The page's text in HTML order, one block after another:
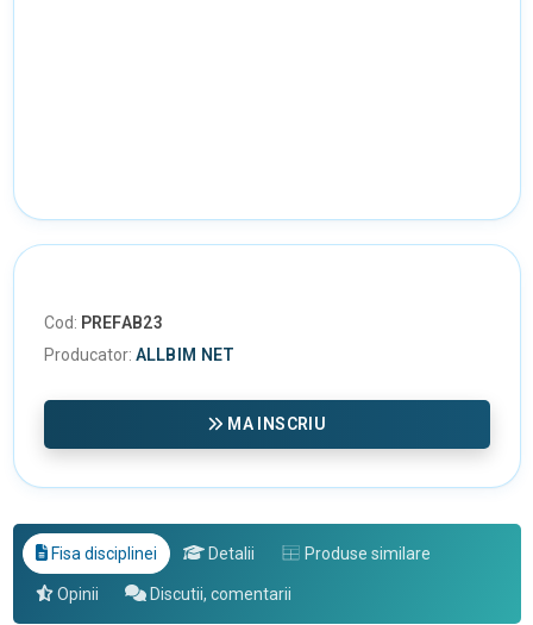
Cod: PREFAB23
Producator: ALLBIM NET
MA INSCRIU
Fisa disciplinei Detalii Produse similare
Opinii Discutii, comentarii